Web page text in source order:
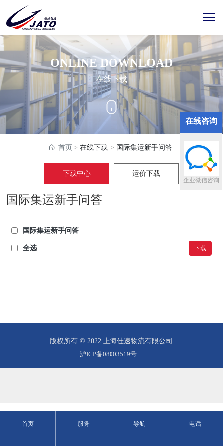
ONLINE DOWNLOAD
在线下载
首页 在线下载 国际集运新手问答
下载中心 运价下载
国际集运新手问答
国际集运新手问答
全选 下载
版权所有 © 2022 上海佳速物流有限公司
首页 服务 导航 电话
沪ICP备08003519号
在线咨询
企业微信咨询